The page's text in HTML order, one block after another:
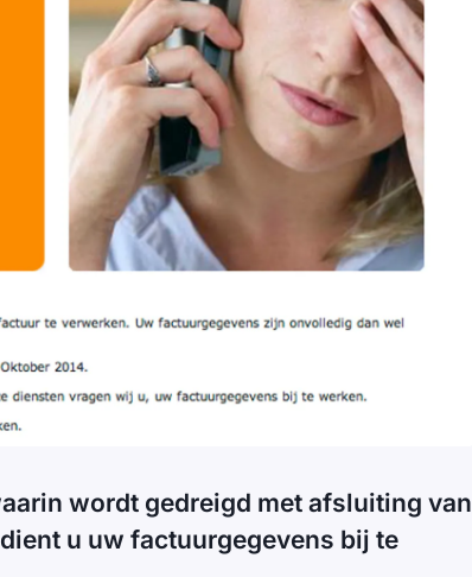
wordt gedreigd met afsluiting van
u uw factuurgegevens bij te